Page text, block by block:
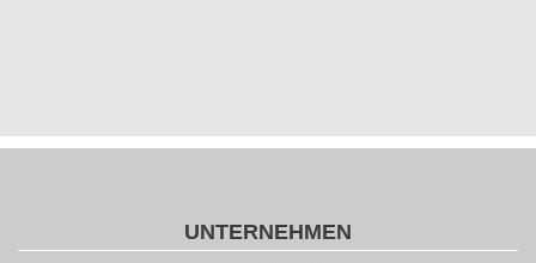
UNTERNEHMEN